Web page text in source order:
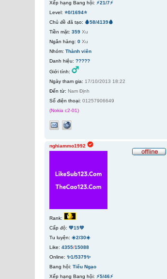
Xếp hạng Bang hội: ⚡21/7⚡
Level: ⭐0/1694⭐
Chủ đề đã tạo: 🩸58/4139🩸
Tiền mặt: 359 Xu
Ngân hàng: 0 Xu
Nhóm: Thành viên
Danh hiệu: ?????
Giới tính:
Ngày tham gia: 17/10/2013 18:22
Đến từ: Nam Định
Số điện thoại: 01257906649
(Nokia c2-01)
nghiammo1992
Rank:
Cấp độ: 💚15💚
Tu luyện: ☀️2/30☀️
Like: 4355/15088
Online: ✨1/5379✨
Bang hội: Tiếu Ngạo
Xếp hạng Bang hội: ⚡5/46⚡